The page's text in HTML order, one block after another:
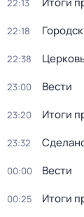
22:13
22:18
22:38
23:00 Вести
23:20 Итоги
23:32
00:00 Вести
00:25 Итоги